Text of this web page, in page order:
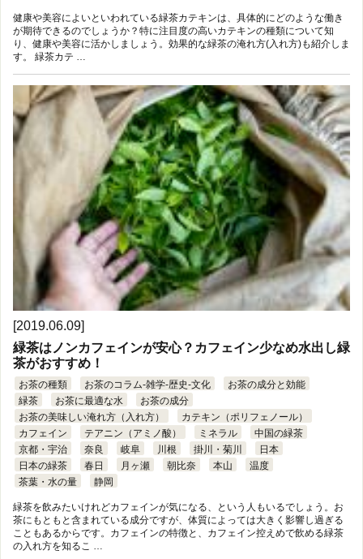
健康や美容によいといわれている緑茶カテキンは、具体的にどのような働き
が期待できるのでしょうか？特に注目度の高いカテキンの種類について知
り、健康や美容に活かしましょう。効果的な緑茶の淹れ方(入れ方)も紹介しま
す。 緑茶カテ …
[2019.06.09]
緑茶はノンカフェインが安心？カフェイン少なめ水出し緑
茶がおすすめ！
お茶の種類 お茶のコラム-雑学-歴史-文化
お茶の成分と効能
緑茶
お茶に最適な水
お茶の成分
お茶の美味しい淹れ方（入れ方）
カテキン（ポリフェノール）
カフェイン
テアニン（アミノ酸） ミネラル
中国の緑茶
京都・宇治
奈良 岐阜 川根 掛川・菊川
日本
日本の緑茶
春日 月ヶ瀬 朝比奈 本山
温度
茶葉・水の量
静岡
緑茶を飲みたいけれどカフェインが気になる、という人もいるでしょう。お
茶にもともと含まれている成分ですが、体質によっては大きく影響し過ぎる
こともあるからです。カフェインの特徴と、カフェイン控えめで飲める緑茶
の入れ方を知るこ …